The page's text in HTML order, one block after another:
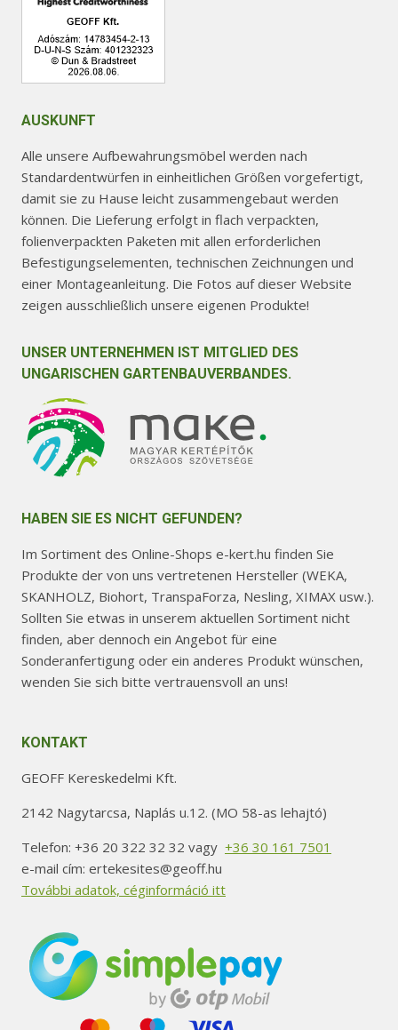
AUSKUNFT
Alle unsere Aufbewahrungsmöbel werden nach
Standardentwürfen in einheitlichen Größen vorgefertigt,
damit sie zu Hause leicht zusammengebaut werden
können. Die Lieferung erfolgt in flach verpackten,
folienverpackten Paketen mit allen erforderlichen
Befestigungselementen, technischen Zeichnungen und
einer Montageanleitung. Die Fotos auf dieser Website
zeigen ausschließlich unsere eigenen Produkte!
UNSER UNTERNEHMEN IST MITGLIED DES
UNGARISCHEN GARTENBAUVERBANDES.
HABEN SIE ES NICHT GEFUNDEN?
Im Sortiment des Online-Shops e-kert.hu finden Sie
Produkte der von uns vertretenen Hersteller (WEKA,
SKANHOLZ, Biohort, TranspaForza, Nesling, XIMAX usw.).
Sollten Sie etwas in unserem aktuellen Sortiment nicht
finden, aber dennoch ein Angebot für eine
Sonderanfertigung oder ein anderes Produkt wünschen,
wenden Sie sich bitte vertrauensvoll an uns!
KONTAKT
GEOFF Kereskedelmi Kft.
2142 Nagytarcsa, Naplás u.12. (MO 58-as lehajtó)
Telefon: +36 20 322 32 32 vagy +36 30 161 7501
e-mail cím: ertekesites@geoff.hu
További adatok, céginformáció itt